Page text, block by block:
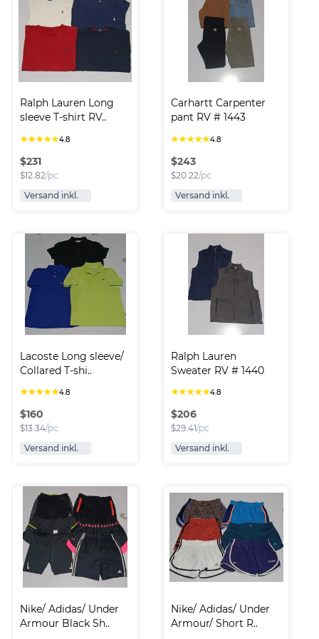
Ralph Lauren Long
sleeve T-shirt RV..
★★★★★4.8
$231
$12.82/pc
Versand inkl.
Carhartt Carpenter
pant RV # 1443
★★★★★4.8
$243
$20.22/pc
Versand inkl.
Lacoste Long sleeve/
Collared T-shi..
★★★★★4.8
$160
$13.34/pc
Versand inkl.
Ralph Lauren
Sweater RV # 1440
★★★★★4.8
$206
$29.41/pc
Versand inkl.
Nike/ Adidas/ Under
Armour Black Sh..
Nike/ Adidas/ Under
Armour/ Short R..